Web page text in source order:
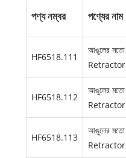
পণ্য নম্বর পণ্যের নাম
HF6518.111
আঙুলের মতো
Retractor
HF6518.112
আঙুলের মতো
Retractor
HF6518.113
আঙুলের মতো
Retractor